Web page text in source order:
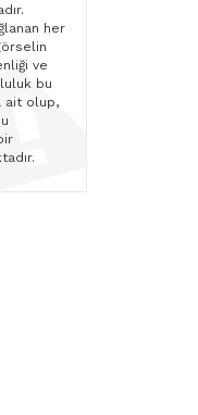
her
ve
bu
ait olup,